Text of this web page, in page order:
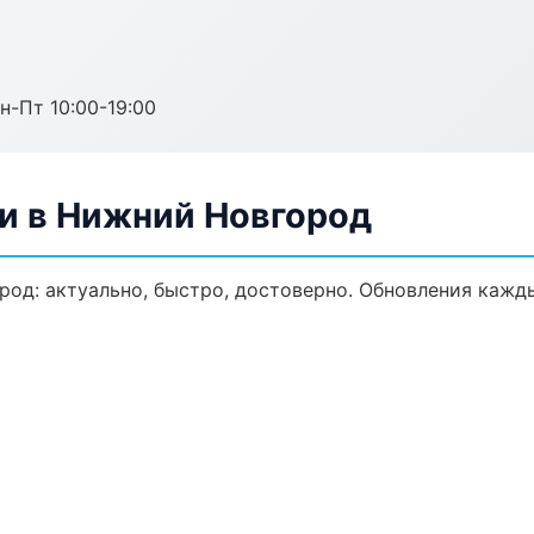
Пт 10:00-19:00
в Нижний Новгород
актуально, быстро, достоверно. Обновления